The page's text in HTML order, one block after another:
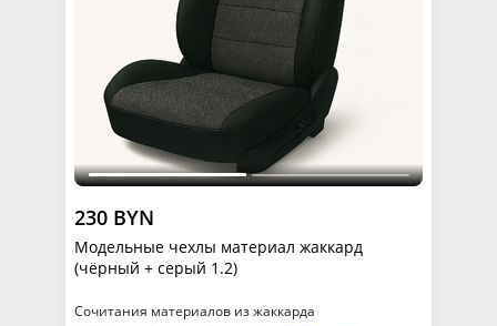
230 BYN
Модельные чехлы материал жаккард
(чёрный + серый 1.2)
Сочитания материалов из жаккарда